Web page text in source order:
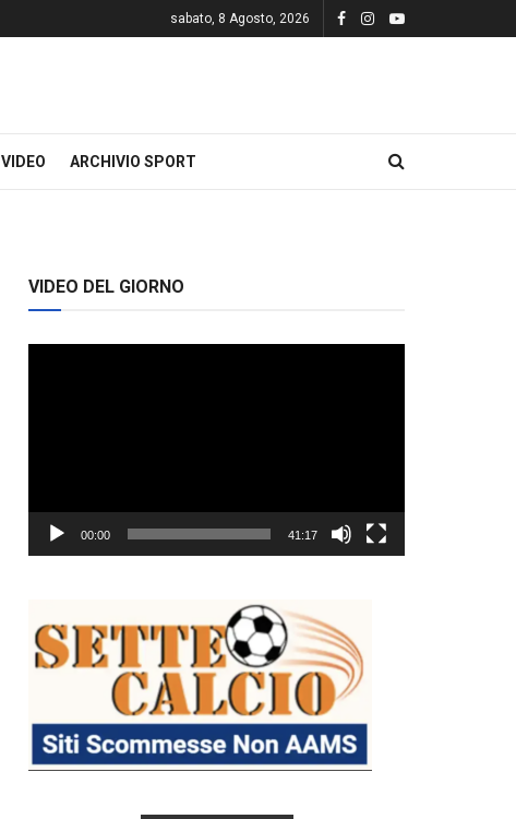
sabato, 8 Agosto, 2026
VIDEO ARCHIVIO SPORT
VIDEO DEL GIORNO
00:00 41:17